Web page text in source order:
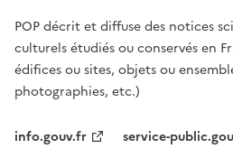
POP décrit et diffuse des notices
culturels étudiés ou conservés en
édifices ou sites, objets ou
photographies, etc.)
info.gouv.fr service-